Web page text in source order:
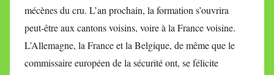
mécènes du cru. L’an prochain, la formation s’ouvrira
peut-être aux cantons voisins, voire à la France voisine.
L’Allemagne, la France et la Belgique, de même que le
commissaire européen de la sécurité ont, se félicite